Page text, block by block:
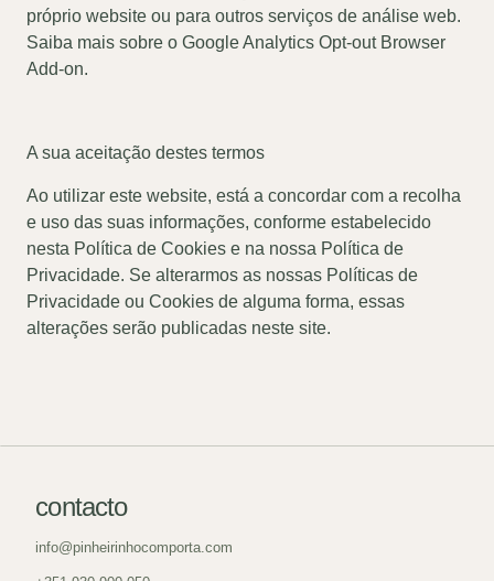
próprio website ou para outros serviços de análise web.
Saiba mais sobre o Google Analytics Opt-out Browser
Add-on.
A sua aceitação destes termos
Ao utilizar este website, está a concordar com a recolha
e uso das suas informações, conforme estabelecido
nesta Política de Cookies e na nossa Política de
Privacidade. Se alterarmos as nossas Políticas de
Privacidade ou Cookies de alguma forma, essas
alterações serão publicadas neste site.
contacto
info@pinheirinhocomporta.com